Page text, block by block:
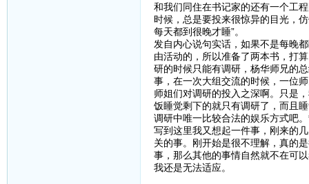
和我们同住在书记家的还有一个工
时候，总是要投来很惊异的目光，
每天都到很晚才睡”。
发自内心说句实话，如果不是每晚
由活动的，所以准备了两本书，打
研的时候只能有调研，杨华师兄的
事，在一次大组交流的时候，一位
师姐们对调研的投入之深啊。只是
饭睡觉剩下的就只有调研了，而且
调研中唯一比较合法的娱乐方式吧
写到这里我又想起一件事，刚来的
关的事。刚开始是很不理解，真的
事，那么其他的事情自然就不在可
我还是无法适应。